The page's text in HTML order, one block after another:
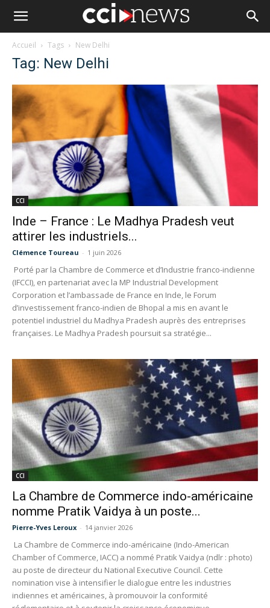
Accueil Tags New Delhi
Tag: New Delhi
CCI
Inde – France : Le Madhya Pradesh veut
attirer les industriels...
Clémence Toureau - 1 juin 2026
Porté par la Chambre de Commerce et d’Industrie franco-indienne
(IFCCI), en partenariat avec la MP Industrial Development
Corporation et l’ambassade de France en Inde, le Forum
d’investissement franco-indien de Bhopal a mis en avant le
potentiel industriel du Madhya Pradesh auprès des entreprises
françaises. Le Madhya Pradesh poursuit sa stratégie...
CCI
La Chambre de Commerce indo-américaine
nomme Pratik Vaidya à un poste...
Pierre-Yves Leroux - 14 janvier 2026
La Chambre de Commerce indo-américaine (Indo-American
Chamber of Commerce, IACC) a nommé Pratik Vaidya (ndlr : photo)
au poste de directeur du National Executive Council. Cette
nomination vise à intensifier le dialogue entre les industries
indiennes et américaines, à promouvoir la conformité